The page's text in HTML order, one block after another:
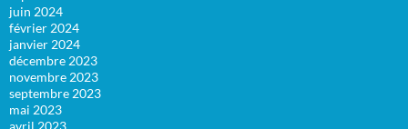
juin 2024
février 2024
janvier 2024
décembre 2023
novembre 2023
septembre 2023
mai 2023